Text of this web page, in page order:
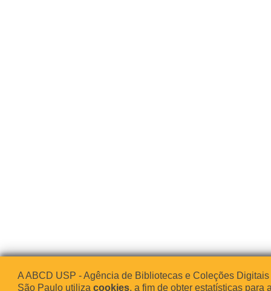
A ABCD USP - Agência de Bibliotecas e Coleções
São Paulo utiliza cookies, a fim de obter estatísticas para